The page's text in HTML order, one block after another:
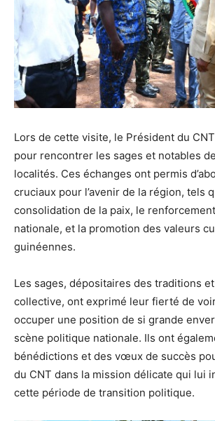
Lors de cette visite, le Président du CNT
pour rencontrer les sages et notables
localités. Ces échanges ont permis
cruciaux pour l’avenir de la région, tels
consolidation de la paix, le renforcement
nationale, et la promotion des valeurs
guinéennes.
Les sages, dépositaires des traditions
collective, ont exprimé leur fierté de
occuper une position de si grande
scène politique nationale. Ils ont
bénédictions et des vœux de succès
du CNT dans la mission délicate qui lui
cette période de transition politique.